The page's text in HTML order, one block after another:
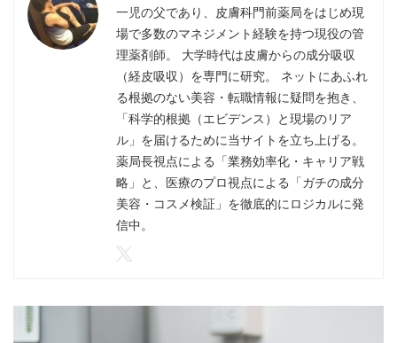
一児の父であり、皮膚科門前薬局をはじめ現
場で多数のマネジメント経験を持つ現役の管
理薬剤師。 大学時代は皮膚からの成分吸収
（経皮吸収）を専門に研究。 ネットにあふれ
る根拠のない美容・転職情報に疑問を抱き、
「科学的根拠（エビデンス）と現場のリア
ル」を届けるために当サイトを立ち上げる。
薬局長視点による「業務効率化・キャリア戦
略」と、医療のプロ視点による「ガチの成分
美容・コスメ検証」を徹底的にロジカルに発
信中。